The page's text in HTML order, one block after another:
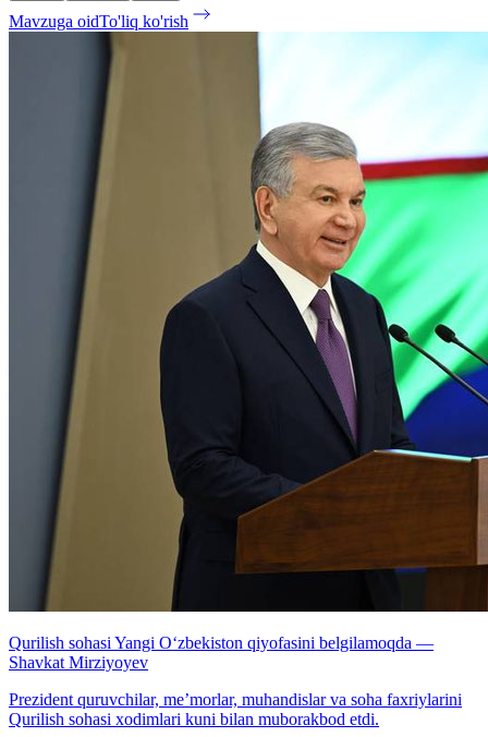
Mavzuga oidTo'liq ko'rish
Qurilish sohasi Yangi O‘zbekiston qiyofasini belgilamoqda —
Shavkat Mirziyoyev
Prezident quruvchilar, me’morlar, muhandislar va soha faxriylarini
Qurilish sohasi xodimlari kuni bilan muborakbod etdi.